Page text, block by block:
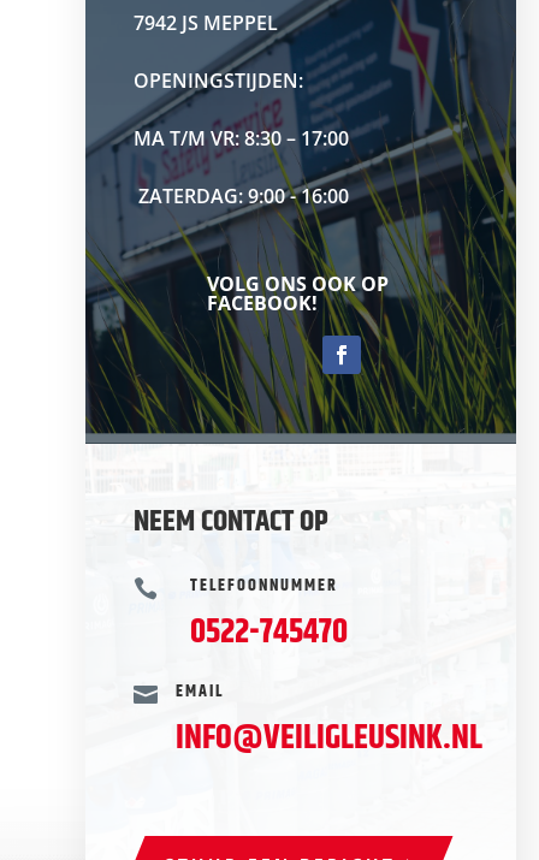
7942 JS MEPPEL
OPENINGSTIJDEN:
MA T/M VR: 8:30 – 17:00
ZATERDAG: 9:00 - 16:00
VOLG ONS OOK OP
FACEBOOK!
NEEM CONTACT OP
 TELEFOONNUMMER
0522-745470
 EMAIL
INFO@VEILIGLEUSINK.NL